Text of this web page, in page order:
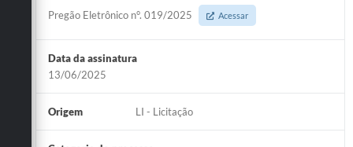
Pregão Eletrônico n°. 019/2025
Acessar
Data da assinatura
13/06/2025
Origem LI - Licitação